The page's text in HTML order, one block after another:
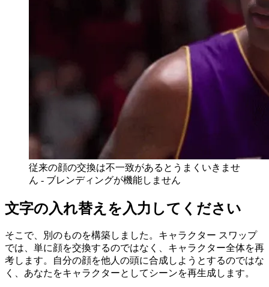
従来の顔の交換は不一致があるとうまくいきませ
ん - ブレンディングが機能しません
文字の入れ替えを入力してください
そこで、別のものを構築しました。キャラクター スワップ
では、単に顔を交換するのではなく、キャラクター全体を再
考します。自分の顔を他人の頭に合成しようとするのではな
く、あなたをキャラクターとしてシーンを再生成します。